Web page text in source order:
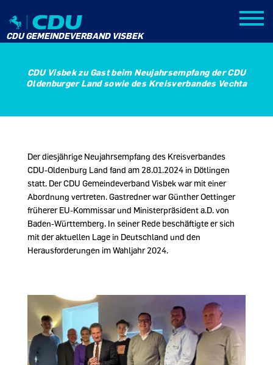
CDU GEMEINDEVERBAND VISBEK
CDU Visbek zu Gast beim Neujahrsempfang der CDU
Oldenburger Land sowie des Kreisverbandes Vechta
Der diesjährige Neujahrsempfang des Kreisverbandes
CDU-Oldenburg Land fand am 28.01.2024 in Dötlingen
statt. Der CDU Gemeindeverband Visbek war mit einer
Abordnung vertreten. Gastredner war Günther Oettinger
früherer EU-Kommissar und Ministerpräsident a.D. von
Baden-Württemberg. In seiner Rede beschäftigte er sich
mit der aktuellen Lage in Deutschland und den
Herausforderungen im Wahljahr 2024.